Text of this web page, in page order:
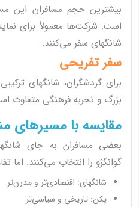
بیشترین حجم مسافران این
است. شرکت‌ها معمولاً برای
شانگهای سفر می‌کنند.
سفر تفریحی
برای گردشگران، شانگهای
بزرگ و تجربه فرهنگی متفاوت
مقایسه با مسیرهای
بعضی مسافران به جای
گوانگژو را انتخاب می‌کنند. اما
شانگهای: اقتصادی‌تر و مدرن‌تر
پکن: تاریخی و سیاسی‌تر